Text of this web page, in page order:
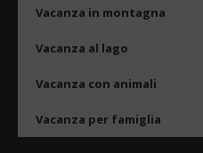
Vacanza in montagna
Vacanza al lago
Vacanza con animali
Vacanza per famiglia